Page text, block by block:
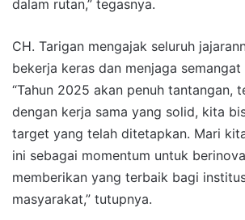
dalam rutan,” tegasnya.
CH. Tarigan mengajak seluruh
bekerja keras dan menjaga
“Tahun 2025 akan penuh tantangan,
dengan kerja sama yang solid, kita
target yang telah ditetapkan. Mari
ini sebagai momentum untuk
memberikan yang terbaik bagi
masyarakat,” tutupnya.